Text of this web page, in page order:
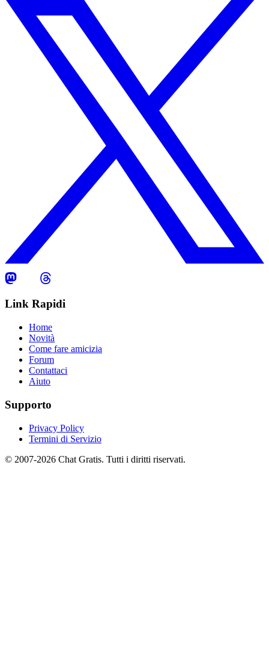
Link Rapidi
Home
Novità
Come fare amicizia
Forum
Contattaci
Aiuto
Supporto
Privacy Policy
Termini di Servizio
© 2007-2026 Chat Gratis. Tutti i diritti riservati.